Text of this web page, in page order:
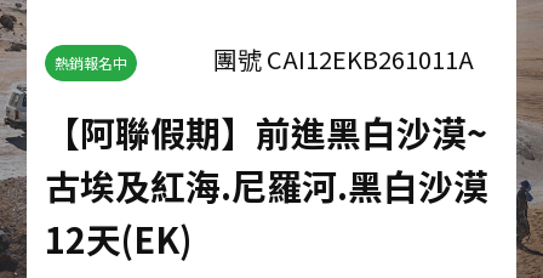
熱銷報名中 團號 CAI12EKB261011A
【阿聯假期】前進黑白沙漠~
古埃及紅海.尼羅河.黑白沙漠
12天(EK)